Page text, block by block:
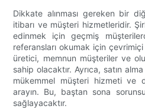
Dikkate alınması gereken bir
itibarı ve müşteri hizmetleridir.
edinmek için geçmiş
referansları okumak için
üretici, memnun müşteriler ve
sahip olacaktır. Ayrıca, satın
mükemmel müşteri hizmeti ve
arayın. Bu, baştan sona
sağlayacaktır.